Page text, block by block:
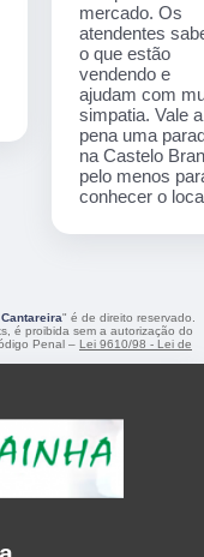
mercado. Os
atendentes
o que estão
vendendo e
ajudam com
simpatia. Vale a
pena uma
na Castelo
pelo menos
conhecer o
" é de direito reservado.
é proibida sem a autorização do
Penal – Lei 9610/98 - Lei de